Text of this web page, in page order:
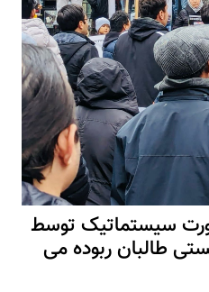
سیستماتیک توسط
طالبان ربوده می